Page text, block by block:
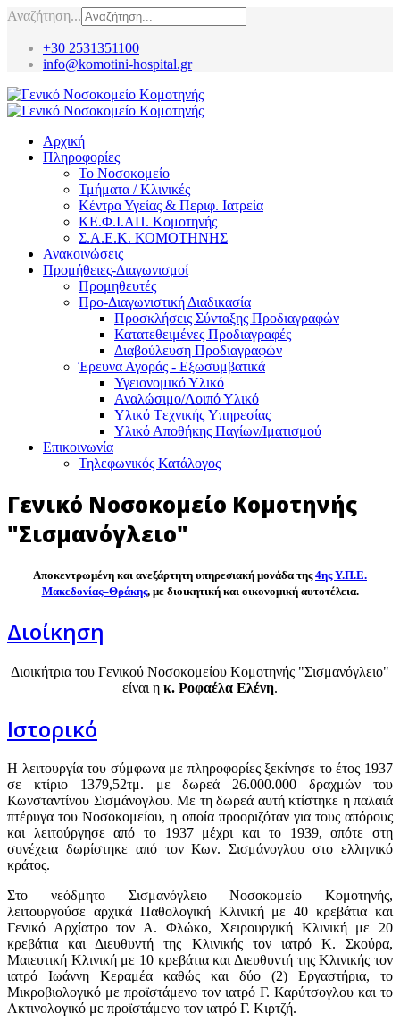
Αναζήτηση...
+30 2531351100
info@komotini-hospital.gr
Αρχική
Πληροφορίες
Το Νοσοκομείο
Τμήματα / Κλινικές
Κέντρα Υγείας & Περιφ. Ιατρεία
ΚΕ.Φ.Ι.ΑΠ. Κομοτηνής
Σ.Α.Ε.Κ. ΚΟΜΟΤΗΝΗΣ
Ανακοινώσεις
Προμήθειες-Διαγωνισμοί
Προμηθευτές
Προ-Διαγωνιστική Διαδικασία
Προσκλήσεις Σύνταξης Προδιαγραφών
Κατατεθειμένες Προδιαγραφές
Διαβούλευση Προδιαγραφών
Έρευνα Αγοράς - Εξωσυμβατικά
Υγειονομικό Υλικό
Αναλώσιμο/Λοιπό Υλικό
Υλικό Tεχνικής Yπηρεσίας
Υλικό Αποθήκης Παγίων/Ιματισμού
Επικοινωνία
Τηλεφωνικός Κατάλογος
Γενικό Νοσοκομείο Κομοτηνής
"Σισμανόγλειο"
Αποκεντρωμένη και ανεξάρτητη υπηρεσιακή μονάδα της4ης Υ.Π.Ε.
Μακεδονίας–Θράκης, με διοικητική και οικονομική αυτοτέλεια.
Διοίκηση
Διοικήτρια του Γενικού Νοσοκομείου Κομοτηνής "Σισμανόγλειο"
είναι η κ. Ροφαέλα Ελένη.
Ιστορικό
Η λειτουργία του σύμφωνα με πληροφορίες ξεκίνησε το έτος 1937
σε κτίριο 1379,52τμ. με δωρεά 26.000.000 δραχμών του
Κωνσταντίνου Σισμάνογλου. Με τη δωρεά αυτή κτίστηκε η παλαιά
πτέρυγα του Νοσοκομείου, η οποία προοριζόταν για τους απόρους
και λειτούργησε από το 1937 μέχρι και το 1939, οπότε στη
συνέχεια δωρίστηκε από τον Κων. Σισμάνογλου στο ελληνικό
κράτος.
Στο νεόδμητο Σισμανόγλειο Νοσοκομείο Κομοτηνής,
λειτουργούσε αρχικά Παθολογική Κλινική με 40 κρεβάτια και
Γενικό Αρχίατρο τον Α. Φλώκο, Χειρουργική Κλινική με 20
κρεβάτια και Διευθυντή της Κλινικής τον ιατρό Κ. Σκούρα,
Μαιευτική Κλινική με 10 κρεβάτια και Διευθυντή της Κλινικής τον
ιατρό Ιωάννη Κεραμέα καθώς και δύο (2) Εργαστήρια, το
Μικροβιολογικό με προϊστάμενο τον ιατρό Γ. Καρύτσογλου και το
Ακτινολογικό με προϊστάμενο τον ιατρό Γ. Κιρτζή.